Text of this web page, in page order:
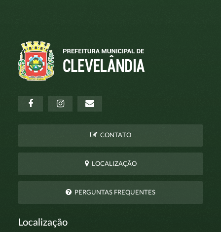
CONTATO
LOCALIZAÇÃO
PERGUNTAS FREQUENTES
Localização